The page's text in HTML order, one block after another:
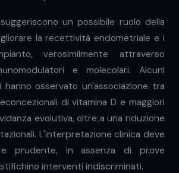
un possibile ruolo della
la recettività endometriale e i
verosimilmente attraverso
e molecolari. Alcuni
osservato un'associazione tra
di vitamina D e maggiori
evolutiva, oltre a una riduzione
L'interpretazione clinica deve
prudente, in assenza di prove
interventi indiscriminati.